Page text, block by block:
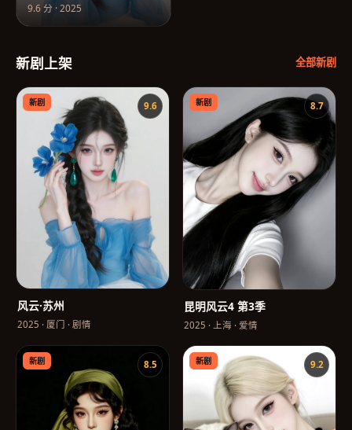
9.6分 · 2025
新剧上架 全部新剧
新剧 9.6
风云·苏州
2025 · 厦门 · 剧情
新剧 8.7
昆明风云4 第3季
2025 · 上海 · 爱情
新剧 8.5 新剧 9.2